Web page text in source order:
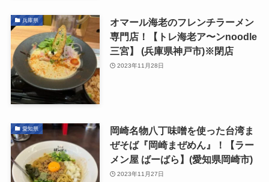
兵庫県
オマール海老のフレンチラーメン
専門店！【トレ海老ア〜ンnoodle
三宮】 (兵庫県神戸市)※閉店
2023年11月28日
愛知県
岡崎名物八丁味噌を使った台湾ま
ぜそば『岡崎まぜめん』！【ラー
メン屋 ばーばら】(愛知県岡崎市)
2023年11月27日